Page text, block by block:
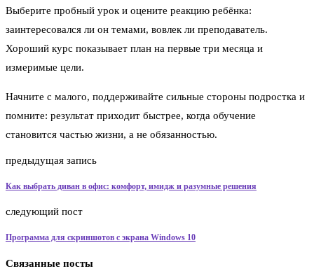
Выберите пробный урок и оцените реакцию ребёнка:
заинтересовался ли он темами, вовлек ли преподаватель.
Хороший курс показывает план на первые три месяца и
измеримые цели.
Начните с малого, поддерживайте сильные стороны подростка и
помните: результат приходит быстрее, когда обучение
становится частью жизни, а не обязанностью.
предыдущая запись
Как выбрать диван в офис: комфорт, имидж и разумные решения
следующий пост
Программа для скриншотов с экрана Windows 10
Связанные посты